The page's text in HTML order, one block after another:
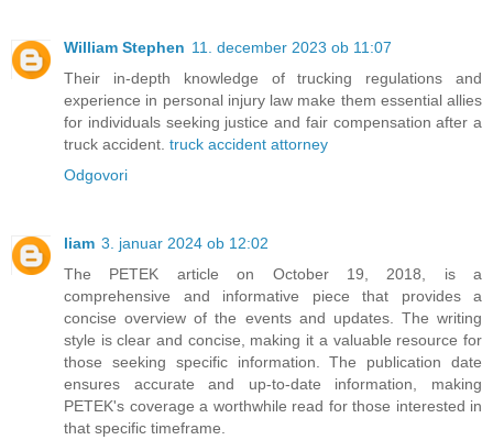
William Stephen 11. december 2023 ob 11:07
Their in-depth knowledge of trucking regulations and
experience in personal injury law make them essential allies
for individuals seeking justice and fair compensation after a
truck accident. truck accident attorney
Odgovori
liam 3. januar 2024 ob 12:02
The PETEK article on October 19, 2018, is a
comprehensive and informative piece that provides a
concise overview of the events and updates. The writing
style is clear and concise, making it a valuable resource for
those seeking specific information. The publication date
ensures accurate and up-to-date information, making
PETEK's coverage a worthwhile read for those interested in
that specific timeframe.